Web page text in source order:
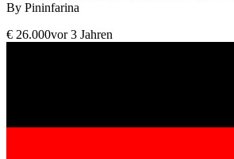
By Pininfarina
€ 26.000vor 3 Jahren